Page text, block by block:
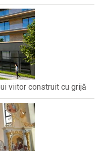
viitor construit cu grijă